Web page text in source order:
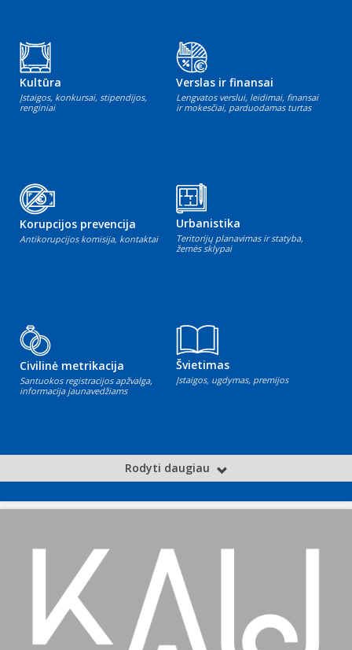
Kultūra
Įstaigos, konkursai, stipendijos,
renginiai
Verslas ir finansai
Lengvatos verslui, leidimai, finansai
ir mokesčiai, parduodamas turtas
Korupcijos prevencija
Antikorupcijos komisija, kontaktai
Urbanistika
Teritorijų planavimas ir statyba,
žemės sklypai
Civilinė metrikacija
Santuokos registracijos apžvalga,
informacija jaunavedžiams
Švietimas
Įstaigos, ugdymas, premijos
Rodyti daugiau